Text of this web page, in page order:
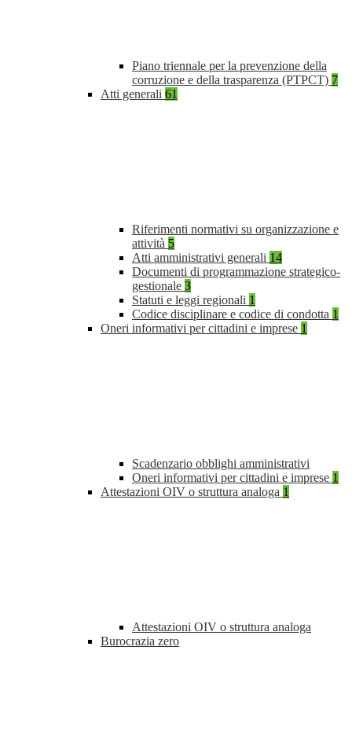
Piano triennale per la prevenzione della
corruzione e della trasparenza (PTPCT) 7
Atti generali 61
Riferimenti normativi su organizzazione e
attività 5
Atti amministrativi generali 14
Documenti di programmazione strategico-
gestionale 3
Statuti e leggi regionali 1
Codice disciplinare e codice di condotta 1
Oneri informativi per cittadini e imprese 1
Scadenzario obblighi amministrativi
Oneri informativi per cittadini e imprese 1
Attestazioni OIV o struttura analoga 1
Attestazioni OIV o struttura analoga
Burocrazia zero